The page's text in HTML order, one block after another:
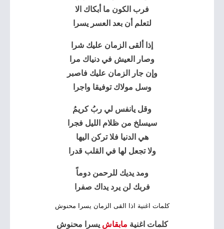
فرب الكون ما أبكاك الا
لتعلم أن بعد العسر يسرا
إذا ألقى الزمان عليك شرا
وصار العيش في دنياك مرا
وإن جار الزمان عليك فاصبر
وسل مولاك توفيقا واجرا
وقل يانفس لي ربُ كريمُ
سيسلخ من ظلام الليل فجرا
هي الدنيا فلا تركن اليها
ولا تجعل لها في القلب قدرا
ومد يديك للرحمن دوماً
فربك لن يرد يداك صفرا
كلمات اغنية اذا القى الزمان يسرا محنوش
كلمات اغنية مابقاش يسرا محنوش